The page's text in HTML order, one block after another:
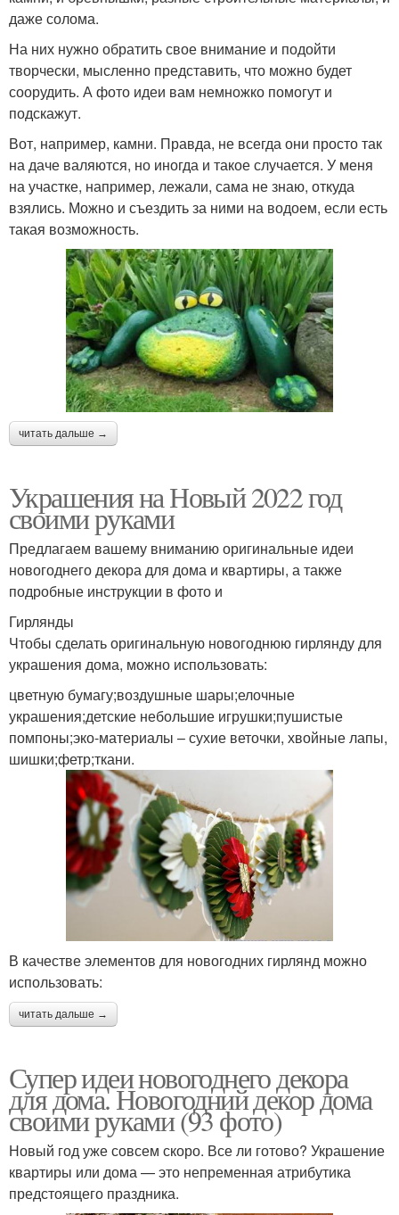
даже солома.
На них нужно обратить свое внимание и подойти
творчески, мысленно представить, что можно будет
соорудить. А фото идеи вам немножко помогут и
подскажут.
Вот, например, камни. Правда, не всегда они просто так
на даче валяются, но иногда и такое случается. У меня
на участке, например, лежали, сама не знаю, откуда
взялись. Можно и съездить за ними на водоем, если есть
такая возможность.
читать дальше →
Украшения на Новый 2022 год
своими руками
Предлагаем вашему вниманию оригинальные идеи
новогоднего декора для дома и квартиры, а также
подробные инструкции в фото и
Гирлянды
Чтобы сделать оригинальную новогоднюю гирлянду для
украшения дома, можно использовать:
цветную бумагу;воздушные шары;елочные
украшения;детские небольшие игрушки;пушистые
помпоны;эко-материалы – сухие веточки, хвойные лапы,
шишки;фетр;ткани.
В качестве элементов для новогодних гирлянд можно
использовать:
читать дальше →
Супер идеи новогоднего декора
для дома. Новогодний декор дома
своими руками (93 фото)
Новый год уже совсем скоро. Все ли готово? Украшение
квартиры или дома — это непременная атрибутика
предстоящего праздника.